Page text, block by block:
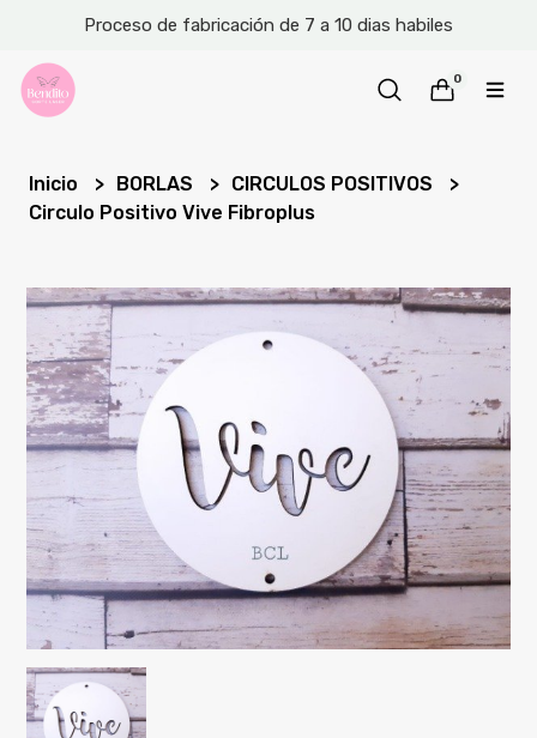
Proceso de fabricación de 7 a 10 dias habiles
0
Inicio BORLAS
CIRCULOS POSITIVOS
Circulo Positivo Vive Fibroplus